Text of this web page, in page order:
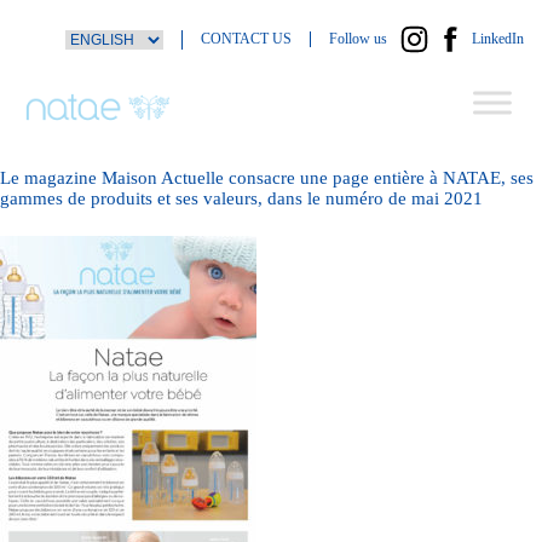
CONTACT US Follow us LinkedIn
Le magazine Maison Actuelle consacre une page entière à NATAE, ses
gammes de produits et ses valeurs, dans le numéro de mai 2021